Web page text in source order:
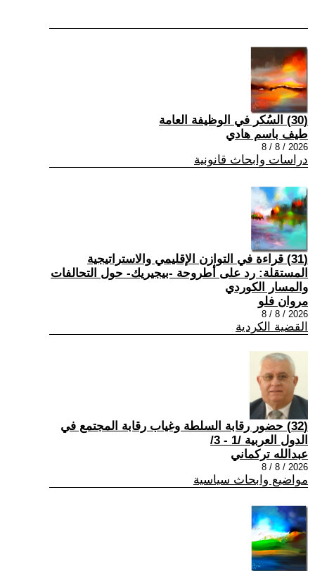
(30) السُكر في الوظيفة العامة
طيف باسم هادي
2026 / 8 / 8
دراسات وابحاث قانونية
(31) قراءة في التوازن الإقليمي والاستراتيجية
المستقلة: رد على أطروحة -بيجيريك- حول التحالفات
والمسار الكوردي
مروان فلو
2026 / 8 / 8
القضية الكردية
(32) حضور رقابة السلطة وغياب رقابة المجتمع في
الدول العربية /1 - 3/
عبدالله تركماني
2026 / 8 / 8
مواضيع وابحاث سياسية